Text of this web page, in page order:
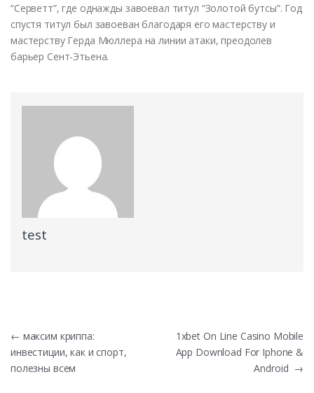
“Серветт”, где однажды завоевал титул “Золотой бутсы”. Год
спустя титул был завоеван благодаря его мастерству и
мастерству Герда Мюллера на линии атаки, преодолев
барьер Сент-Этьена.
test
Post
navigation
← максим криппа:
инвестиции, как и спорт,
полезны всем
1xbet On Line Casino Mobile
App Download For Iphone &
Android →